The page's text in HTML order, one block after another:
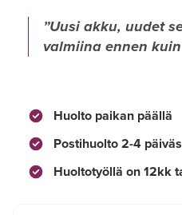
Uusi akku, uudet
valmiina ennen
Huolto paikan päällä
Postihuolto 2-4
Huoltotyöllä on 12kk